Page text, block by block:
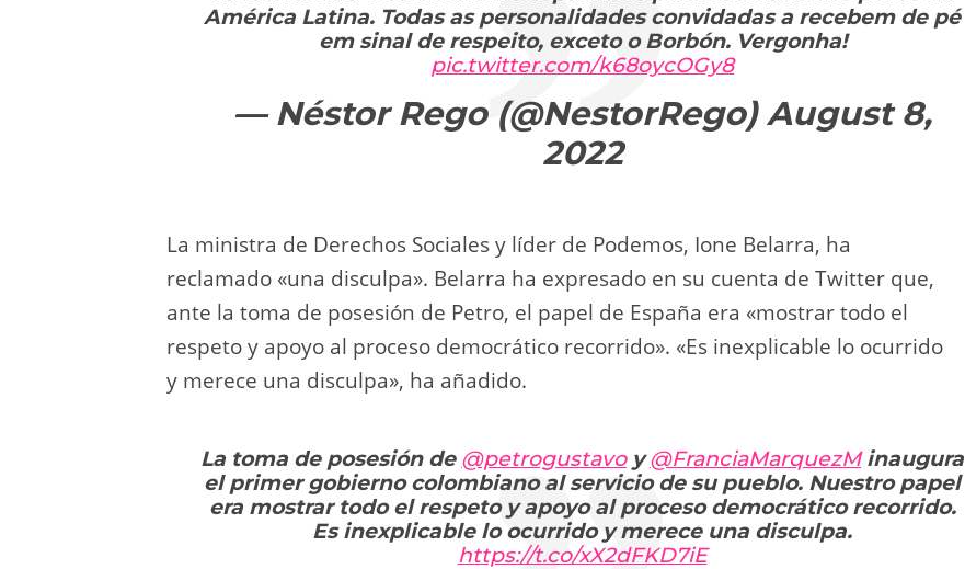
América Latina. Todas as personalidades convidadas a recebem de pé
em sinal de respeito, exceto o Borbón. Vergonha!
pic.twitter.com/k68oycOGy8
— Néstor Rego (@NestorRego)August 8,
2022
La ministra de Derechos Sociales y líder de Podemos, Ione Belarra, ha
reclamado «una disculpa». Belarra ha expresado en su cuenta de Twitter que,
ante la toma de posesión de Petro, el papel de España era «mostrar todo el
respeto y apoyo al proceso democrático recorrido». «Es inexplicable lo ocurrido
y merece una disculpa», ha añadido.
La toma de posesión de @petrogustavoy@FranciaMarquezMinaugura
el primer gobierno colombiano al servicio de su pueblo. Nuestro papel
era mostrar todo el respeto y apoyo al proceso democrático recorrido.
Es inexplicable lo ocurrido y merece una disculpa.
https://t.co/xX2dFKD7iE